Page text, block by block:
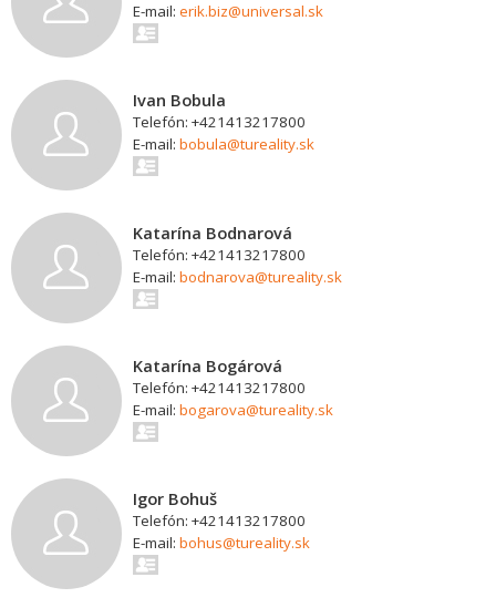
E-mail: erik.biz@universal.sk
Ivan Bobula
Telefón: +421413217800
E-mail: bobula@tureality.sk
Katarína Bodnarová
Telefón: +421413217800
E-mail: bodnarova@tureality.sk
Katarína Bogárová
Telefón: +421413217800
E-mail: bogarova@tureality.sk
Igor Bohuš
Telefón: +421413217800
E-mail: bohus@tureality.sk